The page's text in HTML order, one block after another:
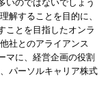
いのではないでしょう
解することを目的に、
ことを目指したオンラ
社とのアライアンス
マに、経営企画の役割
パーソルキャリア株式